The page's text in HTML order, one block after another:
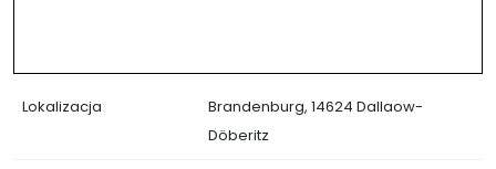
Lokalizacja
Brandenburg, 14624 Dallaow-
Döberitz